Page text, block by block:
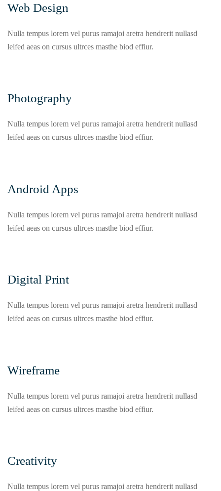
Web Design
Nulla tempus lorem vel purus ramajoi aretra hendrerit nullasd
leifed aeas on cursus ultrces masthe biod effiur.
Photography
Nulla tempus lorem vel purus ramajoi aretra hendrerit nullasd
leifed aeas on cursus ultrces masthe biod effiur.
Android Apps
Nulla tempus lorem vel purus ramajoi aretra hendrerit nullasd
leifed aeas on cursus ultrces masthe biod effiur.
Digital Print
Nulla tempus lorem vel purus ramajoi aretra hendrerit nullasd
leifed aeas on cursus ultrces masthe biod effiur.
Wireframe
Nulla tempus lorem vel purus ramajoi aretra hendrerit nullasd
leifed aeas on cursus ultrces masthe biod effiur.
Creativity
Nulla tempus lorem vel purus ramajoi aretra hendrerit nullasd